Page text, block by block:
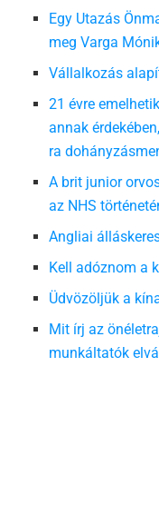
Egy Utazás
meg Varga
Vállalkozás
21 évre
annak
ra
A brit junior
az NHS
Angliai
Kell adóznom a
Üdvözöljük a
Mit írj az
munkáltatók